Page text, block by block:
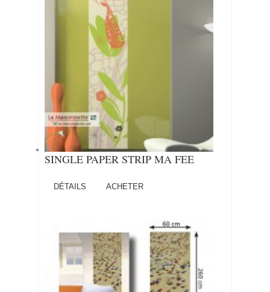
SINGLE PAPER STRIP MA FEE
DÉTAILS ACHETER